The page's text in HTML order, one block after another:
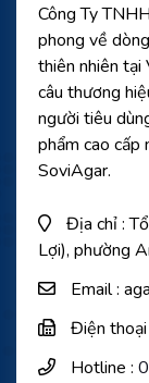
Công Ty
phong về
thiên nhiên tại
câu thương
người tiêu
phẩm cao cấp
SoviAgar.
Địa chỉ :
Lợi), phường
Email :
Điện
Hotline :